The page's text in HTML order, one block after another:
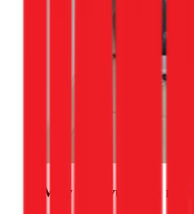
3. Máy giặt vừa cấp